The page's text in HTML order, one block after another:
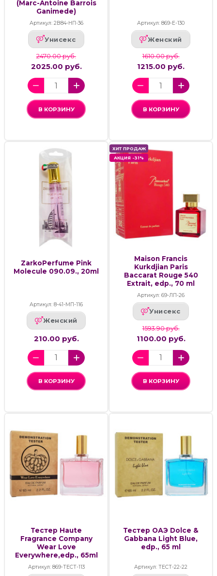
(Marc-Antoine Barrois
Ganimede)
Артикул: 2В84-НП-36
Унисекс
2470.00 руб.
2025.00 руб.
В КОРЗИНУ
Артикул: 869-Е-130
Женский
1610.00 руб.
1215.00 руб.
В КОРЗИНУ
ZarkoPerfume Pink
Molecule 090.09., 20ml
Артикул: 8-41-МП-116
Женский
210.00 руб.
В КОРЗИНУ
ХИТ ПРОДАЖ
АКЦИЯ -31%
Maison Francis
Kurkdjian Paris
Baccarat Rouge 540
Extrait, edp., 70 ml
Артикул: 69-ЛП-26
Унисекс
1593.90 руб.
1100.00 руб.
В КОРЗИНУ
Тестер Haute
Fragrance Company
Wear Love
Everywhere,edp., 65ml
Артикул: 869-ТЕСТ-113
Тестер ОАЭ Dolce &
Gabbana Light Blue,
edp., 65 ml
Артикул: ТЕСТ-22-22